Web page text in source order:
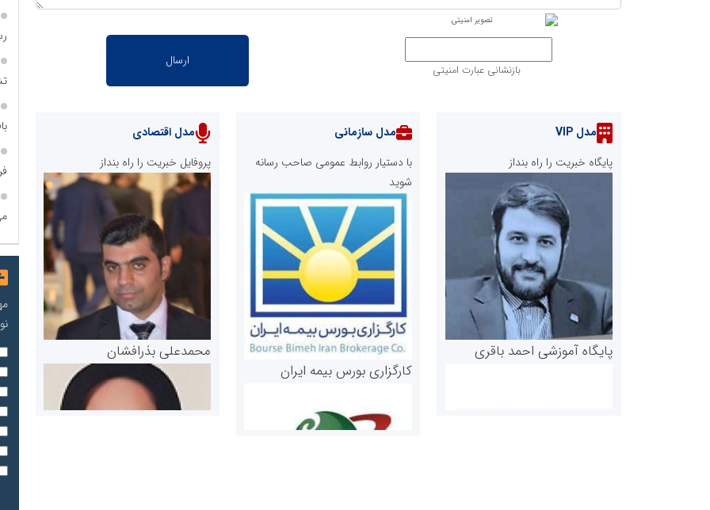
بازنشانی عبارت امنیتی
مدل VIP
پایگاه خبریت را راه بنداز
پایگاه آموزشی احمد باقری
مدل سازمانی
با دستیار روابط عمومی صاحب رسانه
شوید
کارگزاری بورس بیمه ایران
مدل اقتصادی
پروفایل خبریت را راه بنداز
محمدعلی بذرافشان